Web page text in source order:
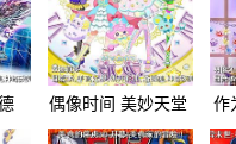
偶像时间 美妙天堂
作